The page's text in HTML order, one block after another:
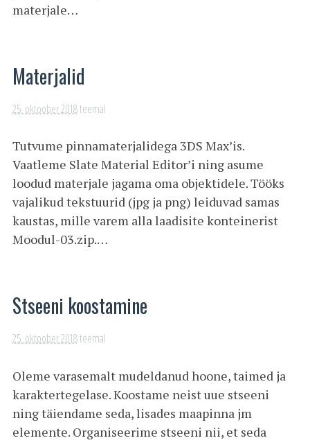
materjale…
Materjalid
25. oktoober 2018teemal
Tutvume pinnamaterjalidega 3DS Max’is.
Vaatleme Slate Material Editor’i ning asume
loodud materjale jagama oma objektidele. Tööks
vajalikud tekstuurid (jpg ja png) leiduvad samas
kaustas, mille varem alla laadisite konteinerist
Moodul-03.zip.…
Stseeni koostamine
25. oktoober 2018teemal
Oleme varasemalt mudeldanud hoone, taimed ja
karaktertegelase. Koostame neist uue stseeni
ning täiendame seda, lisades maapinna jm
elemente. Organiseerime stseeni nii, et seda